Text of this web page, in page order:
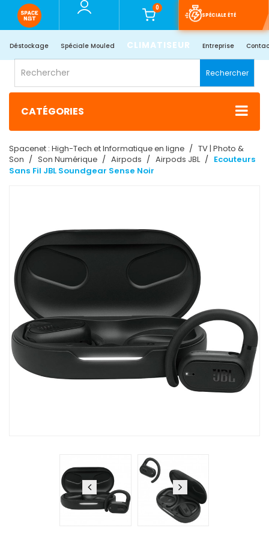
0
SPÉCIALE ÉTÉ
Déstockage Spéciale Mouled CLIMATISEUR Entreprise
Rechercher
CATÉGORIES
Spacenet : High-Tech et Informatique en ligne
TV | Photo &
Son
Son Numérique Airpods Airpods JBL
Ecouteurs
Sans Fil JBL Soundgear Sense Noir